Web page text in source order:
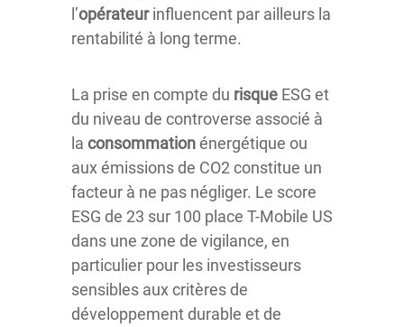
l’opérateurinfluencent par ailleurs la
rentabilité à long terme.
La prise en compte du risque ESG et
du niveau de controverse associé à
la consommationénergétique ou
aux émissions de CO2 constitue un
facteur à ne pas négliger. Le score
ESG de 23 sur 100 place T-Mobile US
dans une zone de vigilance, en
particulier pour les investisseurs
sensibles aux critères de
développement durable et de